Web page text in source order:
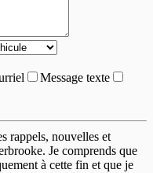
Message texte
rappels, nouvelles et
Je comprends que
à cette fin et que je